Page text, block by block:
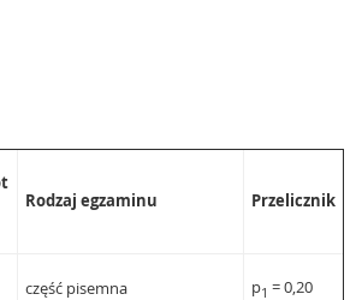
Rodzaj egzaminu
Przelicznik
część pisemna p1 = 0,20